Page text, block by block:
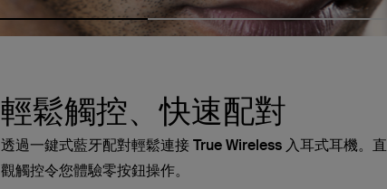
輕鬆觸控、快速配對
透過一鍵式藍牙配對輕鬆連接 True Wireless 入耳式耳機。直
觀觸控令您體驗零按鈕操作。